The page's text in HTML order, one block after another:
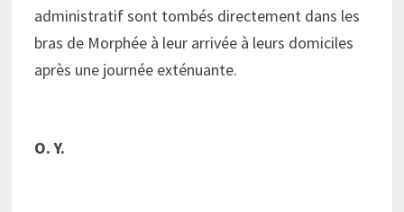
administratif sont tombés directement dans les
bras de Morphée à leur arrivée à leurs domiciles
après une journée exténuante.
O. Y.